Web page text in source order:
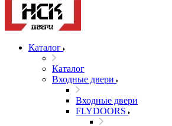
Каталог
Каталог
Входные двери
Входные двери
FLYDOORS